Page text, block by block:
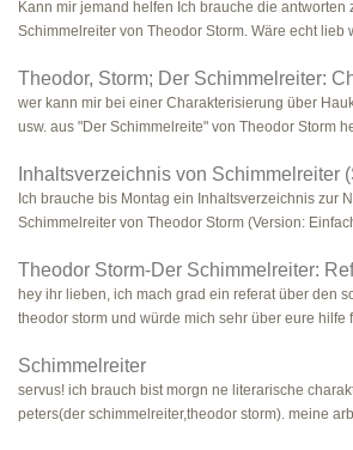
Kann mir jemand helfen Ich brauche die antworten
Schimmelreiter von Theodor Storm. Wäre echt lieb
Theodor, Storm; Der Schimmelreiter:
wer kann mir bei einer Charakterisierung über
usw. aus "Der Schimmelreite" von Theodor Storm
Inhaltsverzeichnis von Schimmelreiter
Ich brauche bis Montag ein Inhaltsverzeichnis zur
Schimmelreiter von Theodor Storm (Version:
Theodor Storm-Der Schimmelreiter:
hey ihr lieben, ich mach grad ein referat über den
theodor storm und würde mich sehr über eure hilfe
Schimmelreiter
servus! ich brauch bist morgn ne literarische
peters(der schimmelreiter,theodor storm). meine